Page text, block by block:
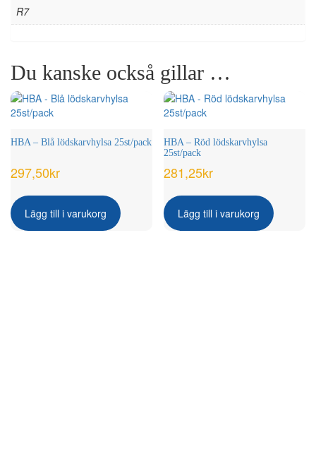
R7
Du kanske också gillar …
HBA – Blå lödskarvhylsa 25st/pack
297,50kr
Lägg till i varukorg
HBA – Röd lödskarvhylsa
25st/pack
281,25kr
Lägg till i varukorg